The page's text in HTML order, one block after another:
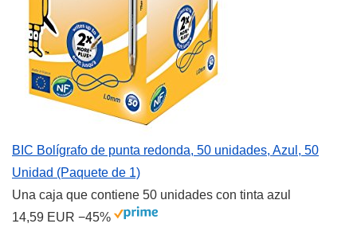
BIC Bolígrafo de punta redonda, 50 unidades, Azul, 50
Unidad (Paquete de 1)
Una caja que contiene 50 unidades con tinta azul
14,59 EUR −45%